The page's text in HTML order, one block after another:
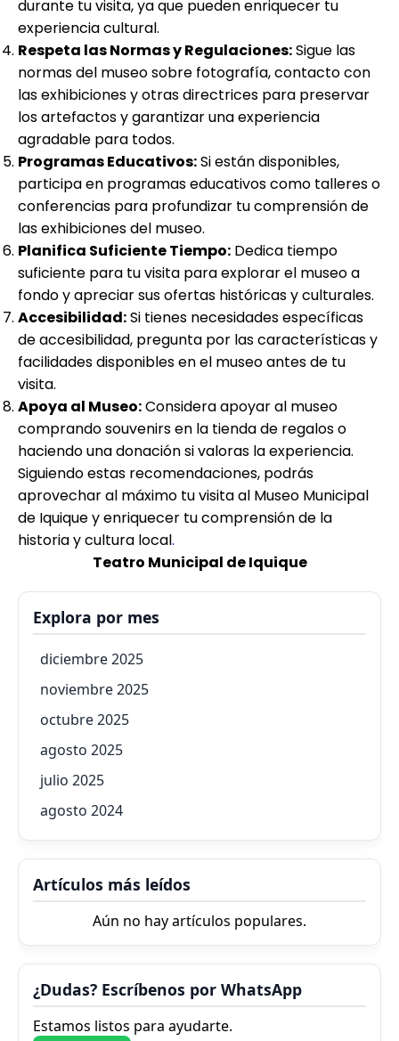
durante tu visita, ya que pueden enriquecer tu
experiencia cultural.
Respeta las Normas y Regulaciones:Sigue las
normas del museo sobre fotografía, contacto con
las exhibiciones y otras directrices para preservar
los artefactos y garantizar una experiencia
agradable para todos.
Programas Educativos:Si están disponibles,
participa en programas educativos como talleres o
conferencias para profundizar tu comprensión de
las exhibiciones del museo.
Planifica Suficiente Tiempo: Dedica tiempo
suficiente para tu visita para explorar el museo a
fondo y apreciar sus ofertas históricas y culturales.
Accesibilidad:Si tienes necesidades específicas
de accesibilidad, pregunta por las características y
facilidades disponibles en el museo antes de tu
visita.
Apoya al Museo:Considera apoyar al museo
comprando souvenirs en la tienda de regalos o
haciendo una donación si valoras la experiencia.
Siguiendo estas recomendaciones, podrás
aprovechar al máximo tu visita al Museo Municipal
de Iquique y enriquecer tu comprensión de la
historia y cultura local.
Teatro Municipal de Iquique
Explora por mes
diciembre 2025
noviembre 2025
octubre 2025
agosto 2025
julio 2025
agosto 2024
Artículos más leídos
Aún no hay artículos populares.
¿Dudas? Escríbenos por WhatsApp
Estamos listos para ayudarte.